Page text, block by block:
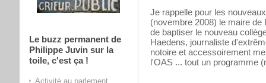
Le buzz permanent de
Philippe Juvin sur la
toile, c'est ça !
Activité au parlement
Je rappelle pour les
(novembre 2008) le maire
de baptiser le nouveau
Haedens, journaliste
notoire et accessoirement
l'OAS ... tout un programme